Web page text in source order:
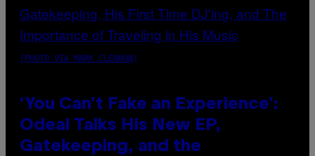
(PHOTO VIA MARK CLENNON)
‘You Can’t Fake an Experience’:
Odeal Talks His New EP,
Gatekeeping, and the